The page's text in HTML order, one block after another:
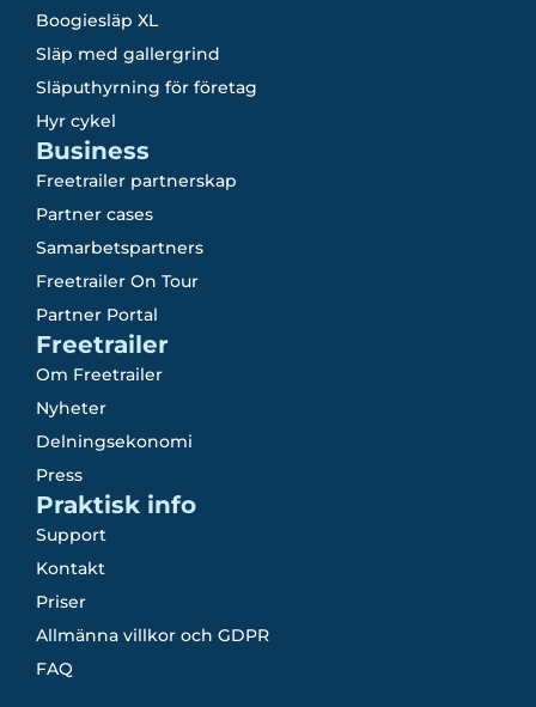
Boogiesläp XL
Släp med gallergrind
Släputhyrning för företag
Hyr cykel
Business
Freetrailer partnerskap
Partner cases
Samarbetspartners
Freetrailer On Tour
Partner Portal
Freetrailer
Om Freetrailer
Nyheter
Delningsekonomi
Press
Praktisk info
Support
Kontakt
Priser
Allmänna villkor och GDPR
FAQ